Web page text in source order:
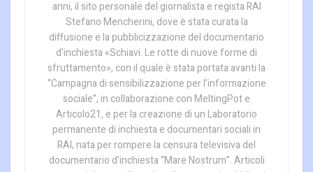
anni, il sito personale del giornalista e regista RAI
Stefano Mencherini, dove è stata curata la
diffusione e la pubblicizzazione del documentario
d’inchiesta «Schiavi. Le rotte di nuove forme di
sfruttamento», con il quale è stata portata avanti la
“Campagna di sensibilizzazione per l’informazione
sociale”, in collaborazione con MeltingPot e
Articolo21, e per la creazione di un Laboratorio
permanente di inchiesta e documentari sociali in
RAI, nata per rompere la censura televisiva del
documentario d’inchiesta “Mare Nostrum”. Articoli